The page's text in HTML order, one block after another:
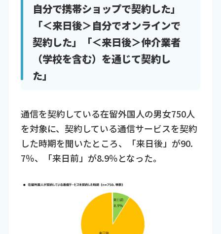
自分で携帯ショップで契約した」
「＜来日後＞自分でオンラインで
契約した」「＜来日後＞仲介業者
（学校を含む）を通じて契約し
た」
通信を契約している在留外国人の男女750人
を対象に、契約している通信サービスを契約
した時期を聞いたところ、「来日後」が90.
7％、「来日前」が8.9％となった。